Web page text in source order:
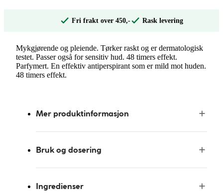
Fri frakt over 450,- Rask levering
Mykgjørende og pleiende. Tørker raskt og er dermatologisk
testet. Passer også for sensitiv hud. 48 timers effekt.
Parfymert. En effektiv antiperspirant som er mild mot huden.
48 timers effekt.
Mer produktinformasjon
Bruk og dosering
Ingredienser